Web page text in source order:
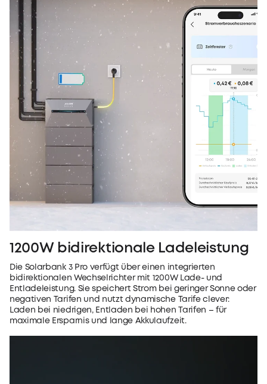
1200W bidirektionale Ladeleistung
Die Solarbank 3 Pro verfügt über einen integrierten
bidirektionalen Wechselrichter mit 1200W Lade- und
Entladeleistung. Sie speichert Strom bei geringer Sonne oder
negativen Tarifen und nutzt dynamische Tarife clever:
Laden bei niedrigen, Entladen bei hohen Tarifen – für
maximale Ersparnis und lange Akkulaufzeit.